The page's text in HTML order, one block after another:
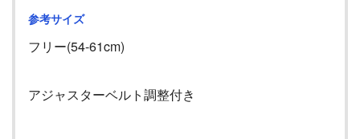
参考サイズ
フリー(54-61cm)
アジャスターベルト調整付き